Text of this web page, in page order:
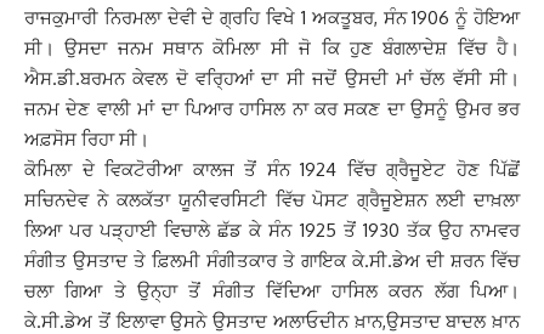
ਰਾਜਕੁਮਾਰੀ ਨਿਰਮਲਾ ਦੇਵੀ ਦੇ ਗ੍ਰਹਿ ਵਿਖੇ 1 ਅਕਤੂਬਰ, ਸੰਨ 1906 ਨੂੰ ਹੋਇਆ
ਸੀ। ਉਸਦਾ ਜਨਮ ਸਥਾਨ ਕੋਮਿਲਾ ਸੀ ਜੋ ਕਿ ਹੁਣ ਬੰਗਲਾਦੇਸ਼ ਵਿੱਚ ਹੈ।
ਐਸ.ਡੀ.ਬਰਮਨ ਕੇਵਲ ਦੋ ਵਰ੍ਹਿਆਂ ਦਾ ਸੀ ਜਦੋਂ ਉਸਦੀ ਮਾਂ ਚੱਲ ਵੱਸੀ ਸੀ।
ਜਨਮ ਦੇਣ ਵਾਲੀ ਮਾਂ ਦਾ ਪਿਆਰ ਹਾਸਿਲ ਨਾ ਕਰ ਸਕਣ ਦਾ ਉਸਨੂੰ ਉਮਰ ਭਰ
ਅਫ਼ਸੋਸ ਰਿਹਾ ਸੀ।
ਕੋਮਿਲਾ ਦੇ ਵਿਕਟੋਰੀਆ ਕਾਲਜ ਤੋਂ ਸੰਨ 1924 ਵਿੱਚ ਗ੍ਰੈਜੂਏਟ ਹੋਣ ਪਿੱਛੋਂ
ਸਚਿਨਦੇਵ ਨੇ ਕਲਕੱਤਾ ਯੂਨੀਵਰਸਿਟੀ ਵਿੱਚ ਪੋਸਟ ਗ੍ਰੈਜੂਏਸ਼ਨ ਲਈ ਦਾਖ਼ਲਾ
ਲਿਆ ਪਰ ਪੜ੍ਹਾਈ ਵਿਚਾਲੇ ਛੱਡ ਕੇ ਸੰਨ 1925 ਤੋਂ 1930 ਤੱਕ ਉਹ ਨਾਮਵਰ
ਸੰਗੀਤ ਉਸਤਾਦ ਤੇ ਫ਼ਿਲਮੀ ਸੰਗੀਤਕਾਰ ਤੇ ਗਾਇਕ ਕੇ.ਸੀ.ਡੇਅ ਦੀ ਸ਼ਰਨ ਵਿੱਚ
ਚਲਾ ਗਿਆ ਤੇ ਉਨ੍ਹਾ ਤੋਂ ਸੰਗੀਤ ਵਿੱਦਿਆ ਹਾਸਿਲ ਕਰਨ ਲੱਗ ਪਿਆ।
ਕੇ.ਸੀ.ਡੇਅ ਤੋਂ ਇਲਾਵਾ ਉਸਨੇ ਉਸਤਾਦ ਅਲਾਓਦੀਨ ਖ਼ਾਨ,ਉਸਤਾਦ ਬਾਦਲ ਖ਼ਾਨ